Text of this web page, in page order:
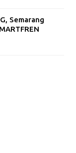
Semarang